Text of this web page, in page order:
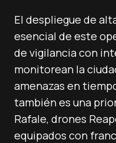
El despliegue de
esencial de este
de vigilancia con
monitorean la
amenazas en
también es una
Rafale, drones
equipados con